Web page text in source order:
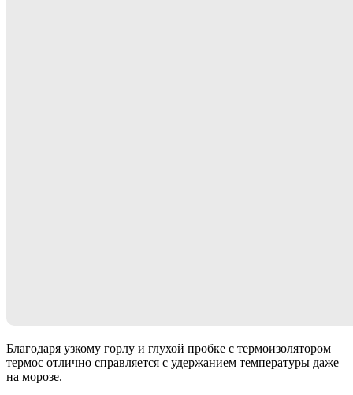
Благодаря узкому горлу и глухой пробке с термоизолятором
термос отлично справляется с удержанием температуры даже
на морозе.